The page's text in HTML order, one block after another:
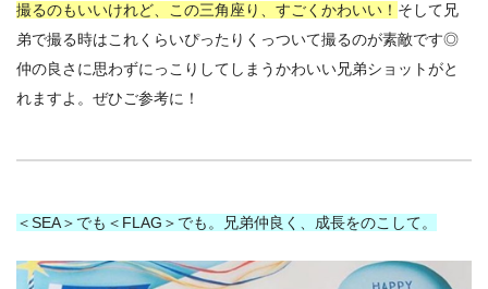
撮るのもいいけれど、この三角座り、すごくかわいい！ そして兄
弟で撮る時はこれくらいぴったりくっついて撮るのが素敵です◎
仲の良さに思わずにっこりしてしまうかわいい兄弟ショットがと
れますよ。ぜひご参考に！
＜SEA＞でも＜FLAG＞でも。兄弟仲良く、成長をのこして。